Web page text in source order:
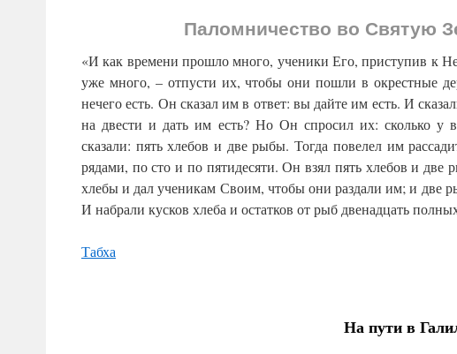
Паломничество во Святую
«И как времени прошло много, ученики Его, приступив к
уже много, – отпусти их, чтобы они пошли в окрестные
нечего есть. Он сказал им в ответ: вы дайте им есть. И
на двести и дать им есть? Но Он спросил их: сколько у
сказали: пять хлебов и две рыбы. Тогда повелел им
рядами, по сто и по пятидесяти. Он взял пять хлебов и две
хлебы и дал ученикам Своим, чтобы они раздали им; и две
И набрали кусков хлеба и остатков от рыб двенадцать
Табха
На пути в